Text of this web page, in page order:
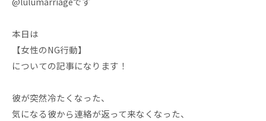
本日は
【女性のNG行動】
についての記事になります！
彼が突然冷たくなった、
気になる彼から連絡が返って来なくなった、